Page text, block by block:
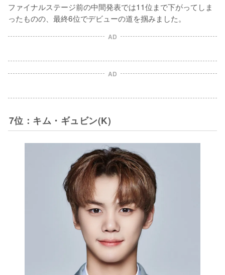
ファイナルステージ前の中間発表では11位まで下がってしま
ったものの、最終6位でデビューの道を掴みました。
AD
AD
7位：キム・ギュビン(K)